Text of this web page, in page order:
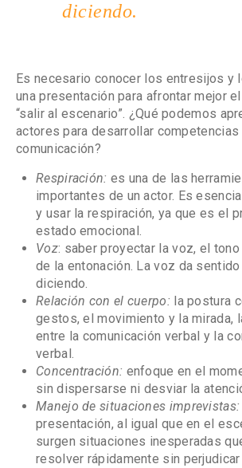
diciendo.
Es necesario conocer los entresijos y
una presentación para afrontar mejor
“salir al escenario”. ¿Qué podemos
actores para desarrollar competencias
comunicación?
Respiración: es una de las
importantes de un actor. Es
y usar la respiración, ya que es el
estado emocional.
Voz: saber proyectar la voz, el
de la entonación. La voz da
diciendo.
Relación con el cuerpo: la postura
gestos, el movimiento y la mirada,
entre la comunicación verbal y la
verbal.
Concentración: enfoque en el
sin dispersarse ni desviar la
Manejo de situaciones imprevistas:
presentación, al igual que en el
surgen situaciones inesperadas
resolver rápidamente sin